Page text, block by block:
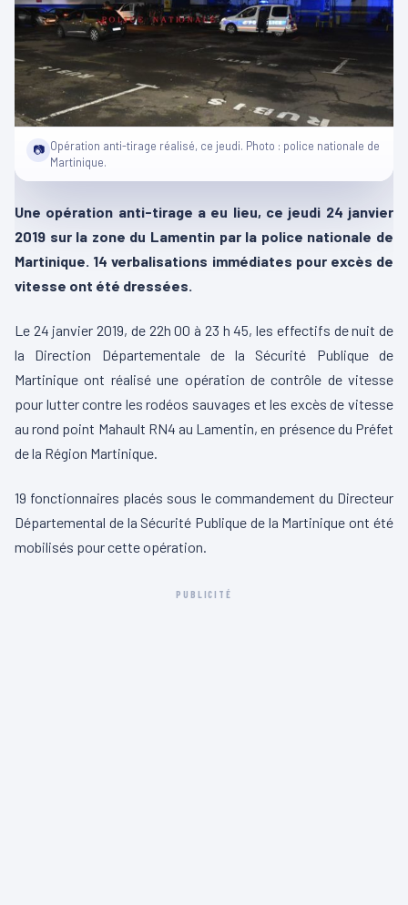
📷 Opération anti-tirage réalisé, ce jeudi. Photo : police nationale de
Martinique.
Une opération anti-tirage a eu lieu, ce jeudi 24 janvier
2019 sur la zone du Lamentin par la police nationale de
Martinique. 14 verbalisations immédiates pour excès de
vitesse ont été dressées.
Le 24 janvier 2019, de 22h 00 à 23 h 45, les effectifs de nuit de
la Direction Départementale de la Sécurité Publique de
Martinique ont réalisé une opération de contrôle de vitesse
pour lutter contre les rodéos sauvages et les excès de vitesse
au rond point Mahault RN4 au Lamentin, en présence du Préfet
de la Région Martinique.
19 fonctionnaires placés sous le commandement du Directeur
Départemental de la Sécurité Publique de la Martinique ont été
mobilisés pour cette opération.
PUBLICITÉ